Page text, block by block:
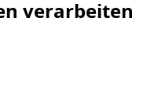
verarbeiten